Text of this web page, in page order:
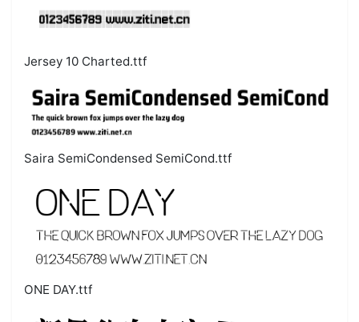
Jersey 10 Charted.ttf
Saira SemiCondensed SemiCond.ttf
ONE DAY.ttf